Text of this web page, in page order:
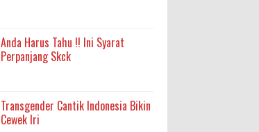
Anda Harus Tahu !! Ini Syarat
Perpanjang Skck
Transgender Cantik Indonesia Bikin
Cewek Iri